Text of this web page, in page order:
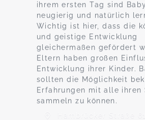
ihrem ersten Tag sind
neugierig und natürlich
Wichtig ist hier, dass die
und geistige Entwicklung
gleichermaßen gefördert
Eltern haben großen
Entwicklung ihrer Kinder.
sollten die Möglichkeit
Erfahrungen mit alle ihren
sammeln zu können.
Hambrücker Straße